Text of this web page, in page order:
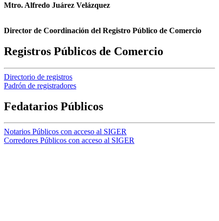
Mtro. Alfredo Juárez Velázquez
Director de Coordinación del Registro Público de Comercio
Registros Públicos de Comercio
Directorio de registros
Padrón de registradores
Fedatarios Públicos
Notarios Públicos con acceso al SIGER
Corredores Públicos con acceso al SIGER